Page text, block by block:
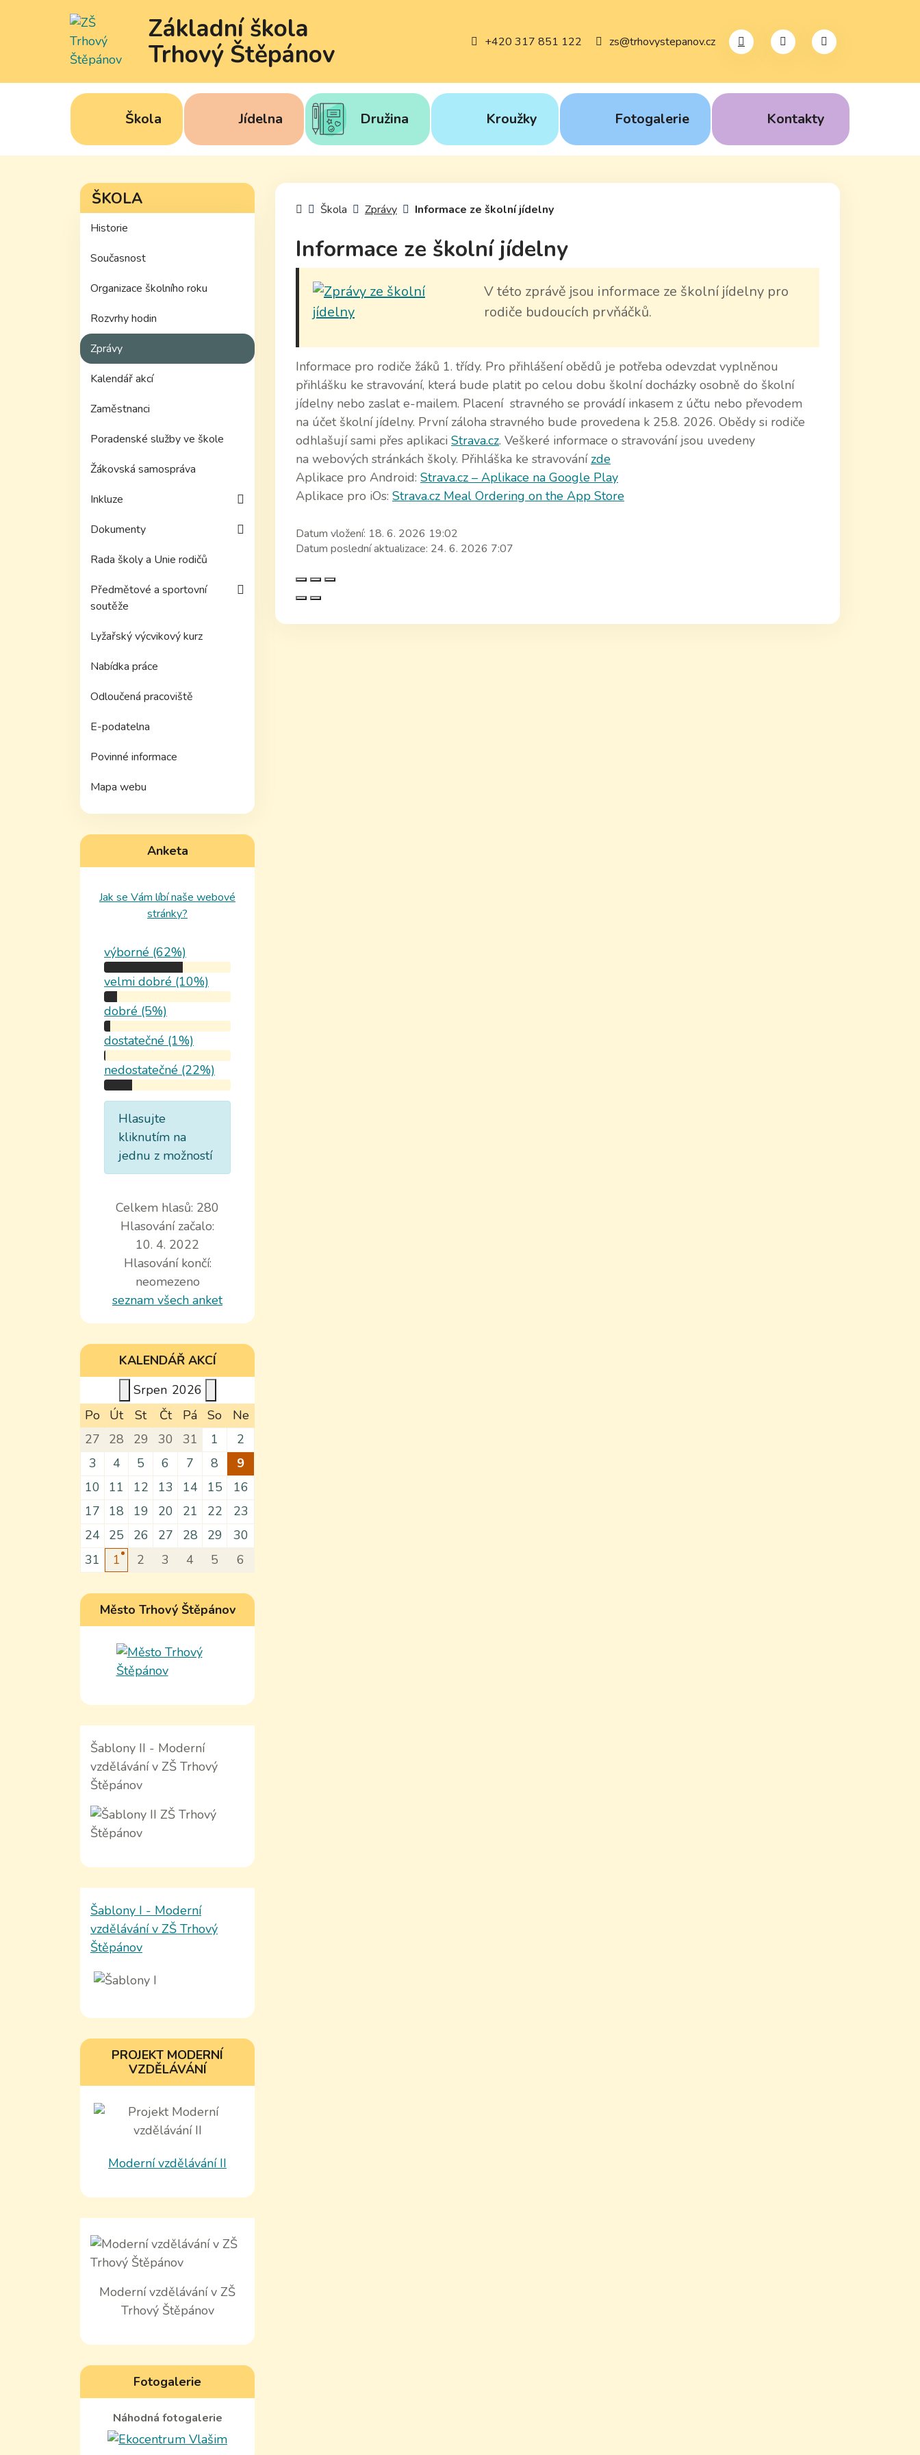
Základní škola
Trhový Štěpánov
+420 317 851 122 zs@trhovystepanov.cz Mapa webuVytisknoutHledat
Škola Jídelna Družina Kroužky Fotogalerie Kontakty
Úvodní stránka
Škola Zprávy Informace ze školní jídelny
Informace ze školní jídelny
V této zprávě jsou informace ze školní jídelny pro
rodiče budoucích prvňáčků.
Informace pro rodiče žáků 1. třídy. Pro přihlášení obědů je potřeba odevzdat vyplněnou
přihlášku ke stravování, která bude platit po celou dobu školní docházky osobně do školní
jídelny nebo zaslat e-mailem. Placení stravného se provádí inkasem z účtu nebo převodem
na účet školní jídelny. První záloha stravného bude provedena k 25.8. 2026. Obědy si rodiče
odhlašují sami přes aplikaci Strava.cz. Veškeré informace o stravování jsou uvedeny
na webových stránkách školy. Přihláška ke stravování zde
Aplikace pro Android: Strava.cz – Aplikace na Google Play
Aplikace pro iOs: Strava.cz Meal Ordering on the App Store
Datum vložení: 18. 6. 2026 19:02
Datum poslední aktualizace: 24. 6. 2026 7:07
ŠKOLA
Historie
Současnost
Organizace školního roku
Rozvrhy hodin
Zprávy
Kalendář akcí
Zaměstnanci
Poradenské služby ve škole
Žákovská samospráva
Inkluze
Dokumenty
Rada školy a Unie rodičů
Předmětové a sportovní
soutěže
Lyžařský výcvikový kurz
Nabídka práce
Odloučená pracoviště
E-podatelna
Povinné informace
Mapa webu
Anketa
Jak se Vám líbí naše webové
stránky?
výborné (62%)
velmi dobré (10%)
dobré (5%)
dostatečné (1%)
nedostatečné (22%)
Hlasujte
kliknutím na
jednu z možností
Celkem hlasů: 280
Hlasování začalo:
10. 4. 2022
Hlasování končí:
neomezeno
seznam všech anket
KALENDÁŘ AKCÍ
Srpen 2026
Po
Út St Čt Pá So
Ne
27
28 29 30 31 1
2
3
4 5 6 7 8
9
10
11 12 13 14 15
16
17
18 19 20 21 22
23
24
25 26 27 28 29
30
31
1 2 3 4 5 6
Město Trhový Štěpánov
Šablony II - Moderní
vzdělávání v ZŠ Trhový
Štěpánov
Šablony I - Moderní
vzdělávání v ZŠ Trhový
Štěpánov
PROJEKT MODERNÍ
VZDĚLÁVÁNÍ
Moderní vzdělávání II
Moderní vzdělávání v ZŠ
Trhový Štěpánov
Fotogalerie
Náhodná fotogalerie